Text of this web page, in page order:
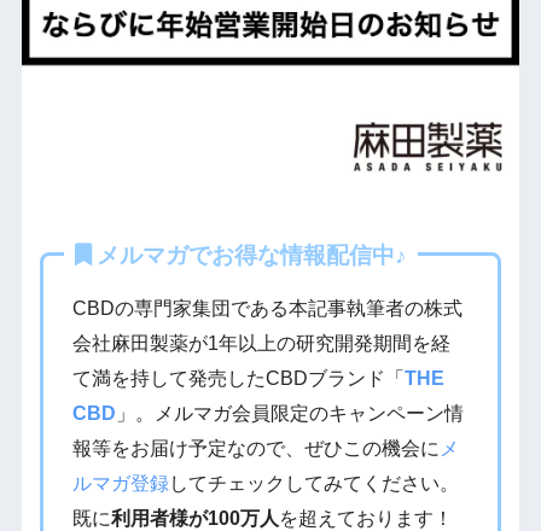
メルマガでお得な情報配信中♪
CBDの専門家集団である本記事執筆者の株式
会社麻田製薬が1年以上の研究開発期間を経
て満を持して発売したCBDブランド「 THE
CBD 」。メルマガ会員限定のキャンペーン情
報等をお届け予定なので、ぜひこの機会に メ
ルマガ登録してチェックしてみてください。
既に利用者様が100万人 を超えております！